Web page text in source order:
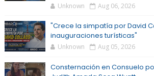
Unknown Aug 06, 2026
"Crece la simpatía por David
inauguraciones turísticas"
Unknown Aug 05, 2026
Consternación en Consuelo